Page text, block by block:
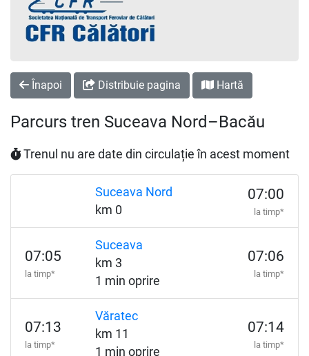
Înapoi Distribuie pagina Hartă
Parcurs tren Suceava Nord–Bacău
Trenul nu are date din circulație în acest moment
Suceava Nord
km 0
07:00
la timp*
07:05
la timp*
Suceava
km 3
1 min oprire
07:06
la timp*
07:13
la timp*
Văratec
km 11
1 min oprire
07:14
la timp*